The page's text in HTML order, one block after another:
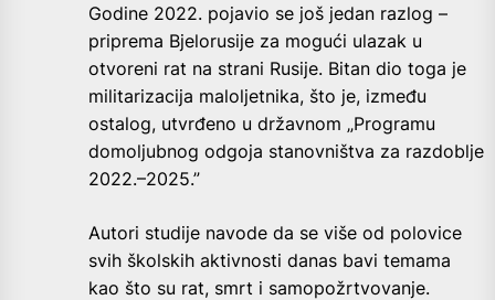
Godine 2022. pojavio se još jedan razlog –
priprema Bjelorusije za mogući ulazak u
otvoreni rat na strani Rusije. Bitan dio toga je
militarizacija maloljetnika, što je, između
ostalog, utvrđeno u državnom „Programu
domoljubnog odgoja stanovništva za razdoblje
2022.–2025.”
Autori studije navode da se više od polovice
svih školskih aktivnosti danas bavi temama
kao što su rat, smrt i samopožrtvovanje.